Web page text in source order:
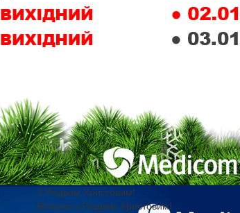
З Різдвом Христовим!
Вітаємо з Різдвом Христовим!